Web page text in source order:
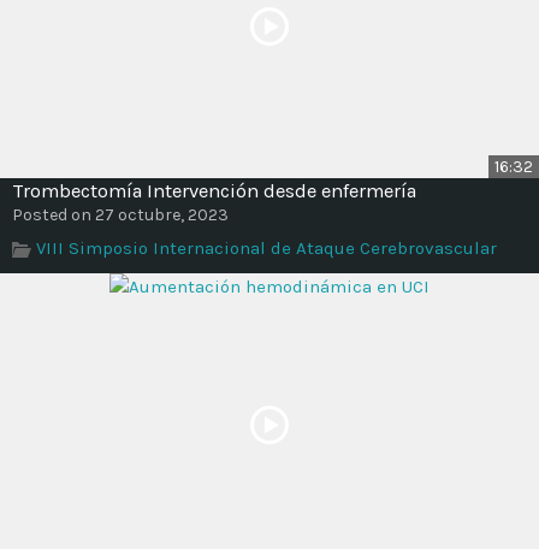
16:32
Trombectomía Intervención desde enfermería
Posted on 27 octubre, 2023
VIII Simposio Internacional de Ataque Cerebrovascular